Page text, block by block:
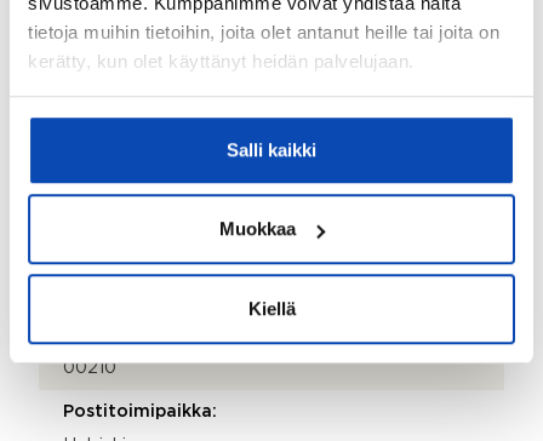
tietoja muihin tietoihin, joita olet antanut heille tai joita on
kerätty, kun olet käyttänyt heidän palvelujaan.
Salli kaikki
Muokkaa
Kiellä
Isännöitsijän nimi:
Inna Lindholm
Sähköposti:
00210
Postitoimipaikka: